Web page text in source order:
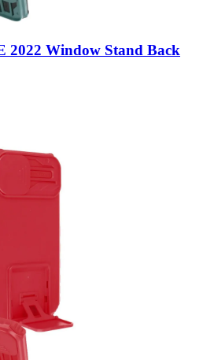
2022 Window Stand Back